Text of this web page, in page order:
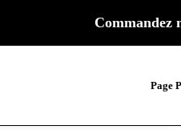
Commandez
Page